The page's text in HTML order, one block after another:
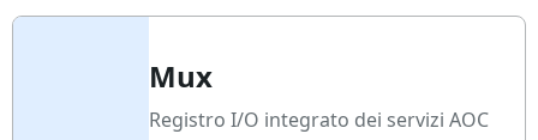
Mux
Registro I/O integrato dei servizi AOC